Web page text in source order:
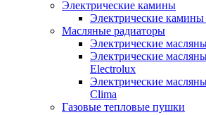
Электрические камины
Электрические
Масляные радиаторы
Электрические
Электрические
Electrolux
Электрические
Clima
Газовые тепловые пушки